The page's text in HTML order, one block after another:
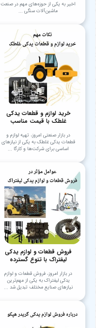
اخیر به یکی از حوزه‌های مهم در صنعت
ماشین‌آلات سنگی ...
خرید لوازم و قطعات یدکی
غلطک با قیمت مناسب
در بازار صنعتی امروز، تهیه لوازم و
قطعات یدکی غلطک به یکی از نیازهای
اساسی برای شرکت‌ها و کارگا ...
فروش قطعات و لوازم یدکی
لیفتراک با تنوع گسترده
در بازار امروز، فروش قطعات و لوازم
یدکی لیفتراک به یکی از مهم‌ترین
نیازهای صنایع مختلف تبدیل شد ...